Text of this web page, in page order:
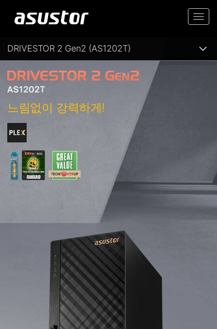
DRIVESTOR 2 Gen2 (AS1202T)
느림없이 강력하게!